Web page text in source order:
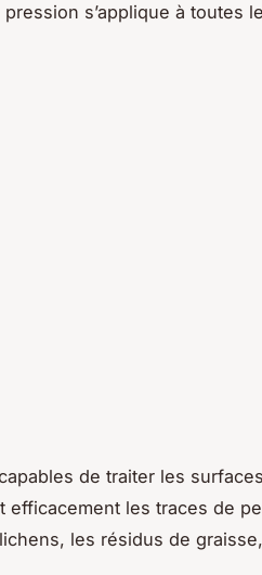
s’applique à toutes
de traiter les
efficacement les traces de
les résidus de